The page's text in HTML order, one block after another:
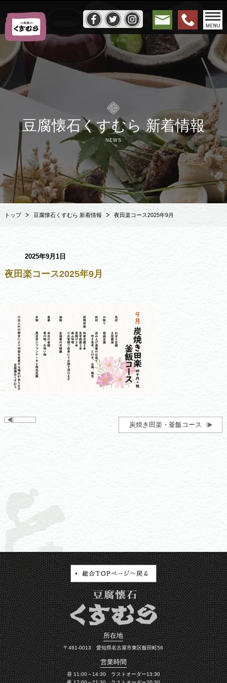
豆腐懐石くすむら 新着情報
NEWS
トップ 豆腐懐石くすむら 新着情報 夜田楽コース2025年9月
2025年9月1日
夜田楽コース2025年9月
炭焼き田楽・釜飯コース
所在地
〒461-0013 愛知県名古屋市東区飯田町56
営業時間
昼 11:00～14:30 ラストオーダー13:30